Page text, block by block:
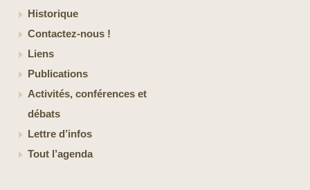
Historique
Contactez-nous !
Liens
Publications
Activités, conférences et
débats
Lettre d’infos
Tout l’agenda